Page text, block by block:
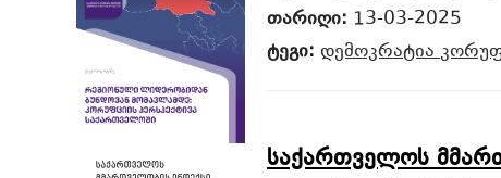
თარიღი: 13-03-2025
ტეგი: დემოკრატია
საქართველოს